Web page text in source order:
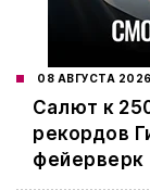
08 АВГУСТА 2026
Салют к
рекордов
фейерверк